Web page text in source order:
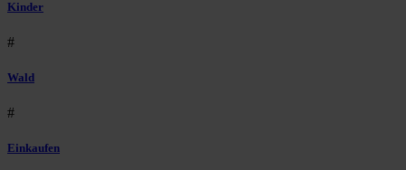
Kinder
#
Wald
#
Einkaufen